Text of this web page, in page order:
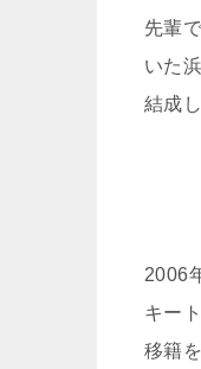
先輩
いた
結成
2006
キー
移籍